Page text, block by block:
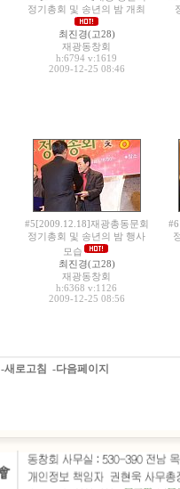
정기총회 및 송년의 밤 개최
최진경(고28)
재광동창회
h:6794 v:1619
2009-12-25 08:46
#5[2009.12.18]재광총동문회
정기총회 및 송년의 밤 행사
모습
최진경(고28)
재광동창회
h:6368 v:1126
2009-12-25 08:56
-새로고침 -다음페이지